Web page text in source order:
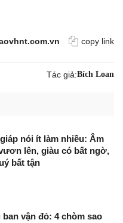
copy link
Tác giả:Bích Loan
nói ít làm nhiều: Âm
lên, giàu có bất ngờ,
bất tận
ban vận đỏ: 4 chòm sao